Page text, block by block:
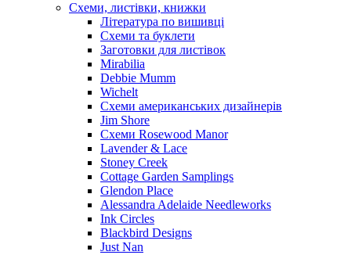
Схеми, листівки, книжки
Література по вишивці
Схеми та буклети
Заготовки для листівок
Mirabilia
Debbie Mumm
Wichelt
Схеми американських дизайнерів
Jim Shore
Cхеми Rosewood Manor
Lavender & Lace
Stoney Creek
Cottage Garden Samplings
Glendon Place
Alessandra Adelaide Needleworks
Ink Circles
Blackbird Designs
Just Nan